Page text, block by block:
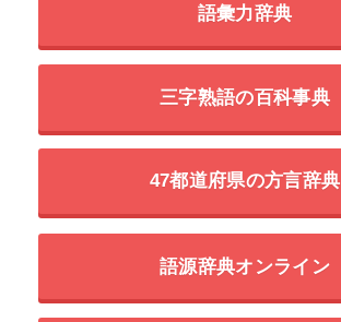
語彙力辞典
三字熟語の百科事典
47都道府県の方言辞典
語源辞典オンライン